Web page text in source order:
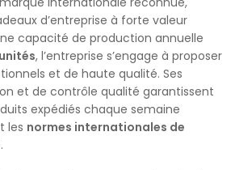
d’entreprise à forte valeur
capacité de production annuelle
, l’entreprise s’engage à proposer
et de haute qualité. Ses
et de contrôle qualité garantissent
expédiés chaque semaine
les normes internationales de
.